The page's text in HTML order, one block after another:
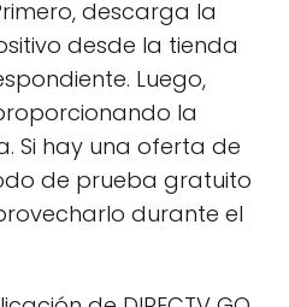
descarga la
desde la tienda
Luego,
la
Si hay una oferta de
de prueba gratuito
durante el